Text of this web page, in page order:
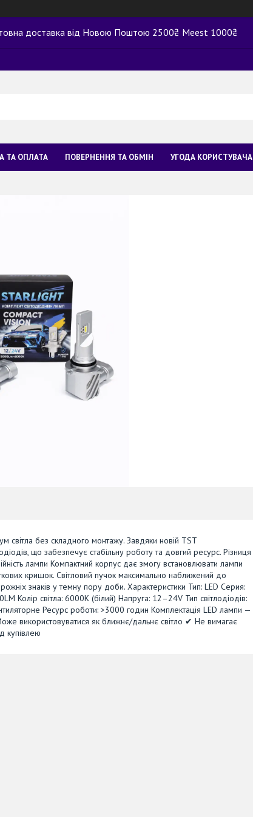
доставка від Новою Поштою 2500₴ Meest 1000₴
ТА ОПЛАТА ПОВЕРНЕННЯ ТА ОБМІН УГОДА КОРИСТУВАЧА
світла без складного монтажу. Завдяки новій TST
що забезпечує стабільну роботу та довгий ресурс. Різниця
лампи Компактний корпус дає змогу встановлювати лампи
кришок. Світловий пучок максимально наближений до
знаків у темну пору доби. Характеристики Тип: LED Серия:
Колір світла: 6000K (білий) Напруга: 12–24V Тип світлодіодів:
Ресурс роботи: >3000 годин Комплектація LED лампи —
використовуватися як ближнє/дальнє світло ✔ Не вимагає
купівлею